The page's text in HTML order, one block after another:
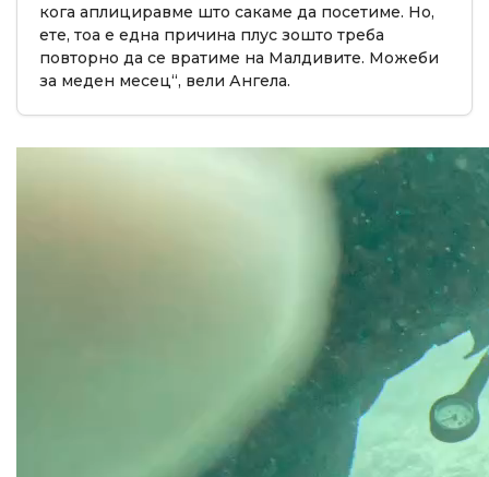
кога аплициравме што сакаме да посетиме. Но,
ете, тоа е една причина плус зошто треба
повторно да се вратиме на Малдивите. Можеби
за меден месец“, вели Ангела.